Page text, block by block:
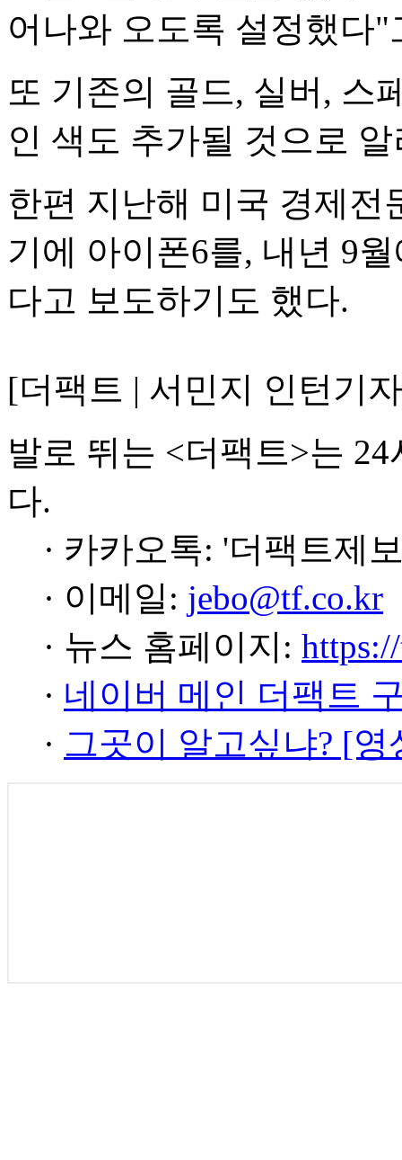
어나와 오도록 설정했다"
또 기존의 골드, 실버, 스
인 색도 추가될 것으로
한편 지난해 미국 경제전
기에 아이폰6를, 내년 9
다고 보도하기도 했다.
[더팩트 | 서민지 인턴기
발로 뛰는 <더팩트>는
다.
· 카카오톡: '더팩트제
· 이메일: jebo@tf.co.kr
· 뉴스 홈페이지:
· 네이버 메인 더팩트
· 그곳이 알고싶냐? [